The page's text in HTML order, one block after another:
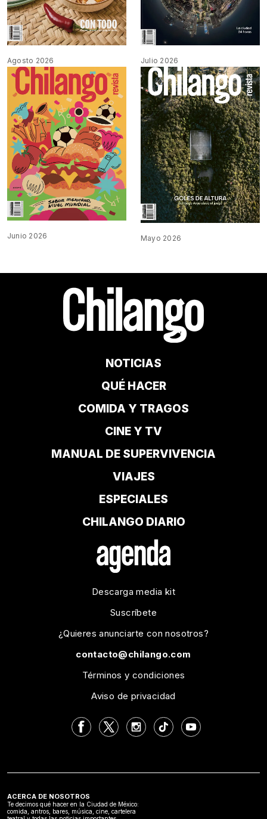
Agosto 2026 Julio 2026
Junio 2026 Mayo 2026
NOTICIAS
QUÉ HACER
COMIDA Y TRAGOS
CINE Y TV
MANUAL DE SUPERVIVENCIA
VIAJES
ESPECIALES
CHILANGO DIARIO
Descarga media kit
Suscríbete
¿Quieres anunciarte con nosotros?
contacto@chilango.com
Términos y condiciones
Aviso de privacidad
ACERCA DE NOSOTROS
Te decimos qué hacer en la Ciudad de México:
comida, antros, bares, música, cine, cartelera